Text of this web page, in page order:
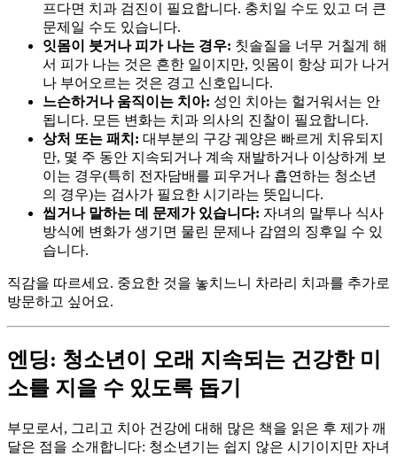
프다면 치과 검진이 필요합니다. 충치일 수도 있고 더 큰
문제일 수도 있습니다.
잇몸이 붓거나 피가 나는 경우: 칫솔질을 너무 거칠게 해
서 피가 나는 것은 흔한 일이지만, 잇몸이 항상 피가 나거
나 부어오르는 것은 경고 신호입니다.
느슨하거나 움직이는 치아: 성인 치아는 헐거워서는 안
됩니다. 모든 변화는 치과 의사의 진찰이 필요합니다.
상처 또는 패치: 대부분의 구강 궤양은 빠르게 치유되지
만, 몇 주 동안 지속되거나 계속 재발하거나 이상하게 보
이는 경우(특히 전자담배를 피우거나 흡연하는 청소년
의 경우)는 검사가 필요한 시기라는 뜻입니다.
씹거나 말하는 데 문제가 있습니다: 자녀의 말투나 식사
방식에 변화가 생기면 물린 문제나 감염의 징후일 수 있
습니다.
직감을 따르세요. 중요한 것을 놓치느니 차라리 치과를 추가로
방문하고 싶어요.
엔딩: 청소년이 오래 지속되는 건강한 미
소를 지을 수 있도록 돕기
부모로서, 그리고 치아 건강에 대해 많은 책을 읽은 후 제가 깨
달은 점을 소개합니다: 청소년기는 쉽지 않은 시기이지만 자녀